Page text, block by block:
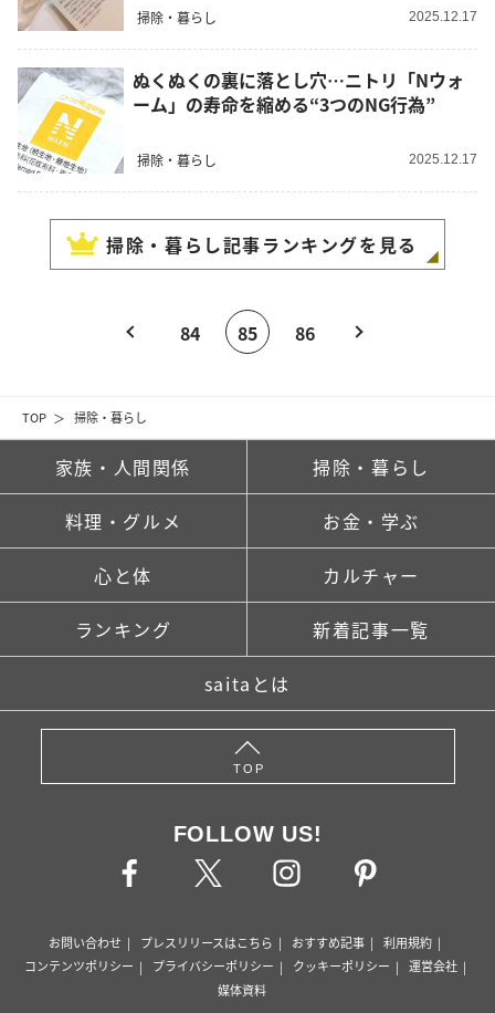
TOP 掃除・暮らし
掃除・暮らし 2025.12.17
ぬくぬくの裏に落とし穴…ニトリ「Nウォ
ーム」の寿命を縮める“3つのNG行為”
掃除・暮らし 2025.12.17
掃除・暮らし記事ランキングを見る
84 85 86
家族・人間関係 掃除・暮らし
料理・グルメ お金・学ぶ
心と体 カルチャー
ランキング 新着記事一覧
saitaとは
TOP
FOLLOW US!
お問い合わせ プレスリリースはこちら おすすめ記事
利用規約
コンテンツポリシー
プライバシーポリシー クッキーポリシー
運営会社
媒体資料